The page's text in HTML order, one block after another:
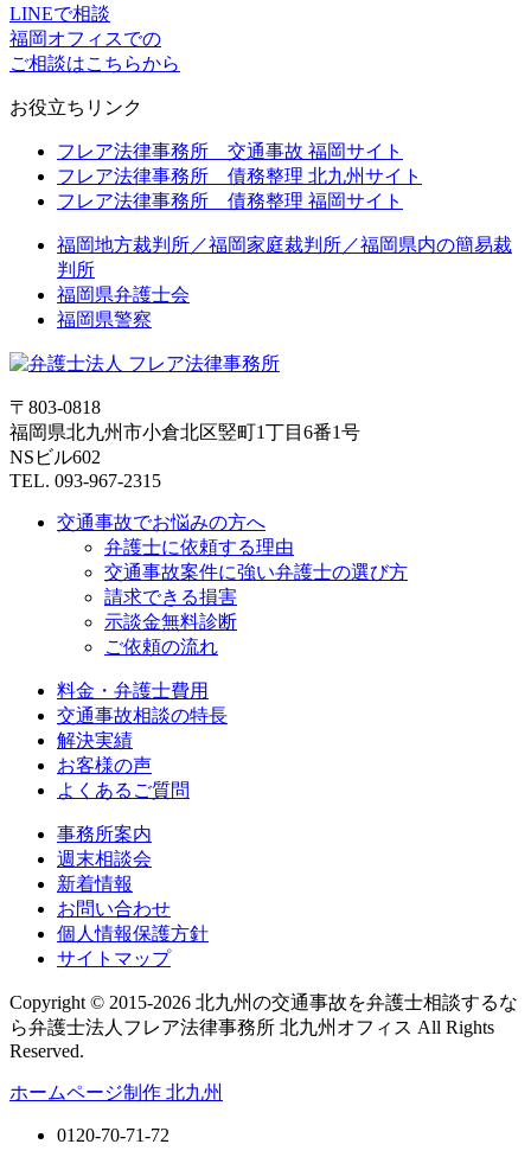
LINEで相談
福岡オフィスでの
ご相談はこちらから
お役立ちリンク
フレア法律事務所 交通事故 福岡サイト
フレア法律事務所 債務整理 北九州サイト
フレア法律事務所 債務整理 福岡サイト
福岡地方裁判所／福岡家庭裁判所／福岡県内の簡易裁
判所
福岡県弁護士会
福岡県警察
〒803-0818
福岡県北九州市小倉北区竪町1丁目6番1号
NSビル602
TEL. 093-967-2315
交通事故でお悩みの方へ
弁護士に依頼する理由
交通事故案件に強い弁護士の選び方
請求できる損害
示談金無料診断
ご依頼の流れ
料金・弁護士費用
交通事故相談の特長
解決実績
お客様の声
よくあるご質問
事務所案内
週末相談会
新着情報
お問い合わせ
個人情報保護方針
サイトマップ
Copyright © 2015-2026 北九州の交通事故を弁護士相談するな
ら弁護士法人フレア法律事務所 北九州オフィス All Rights
Reserved.
ホームページ制作 北九州
0120-70-71-72